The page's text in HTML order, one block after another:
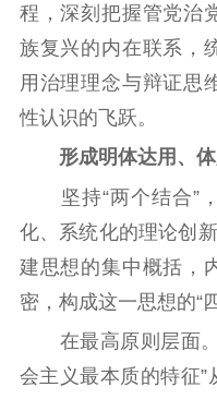
程，深刻把握管党治
族复兴的内在联系，
用治理理念与辩证思
性认识的飞跃。
形成明体达用、
坚持“两个结合”，
化、系统化的理论创
建思想的集中概括，
密，构成这一思想的“
在最高原则层面。
会主义最本质的特征